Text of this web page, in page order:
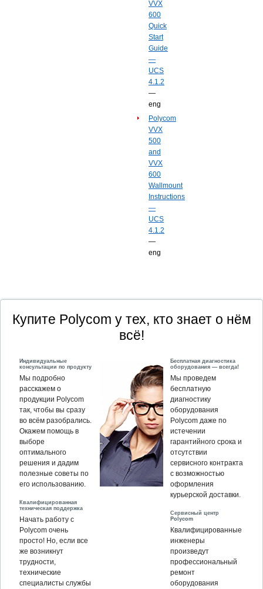
VVX
600
Quick
Start
Guide
—
UCS
4.1.2
—
eng
Polycom
VVX
500
and
VVX
600
Wallmount
Instructions
—
UCS
4.1.2
—
eng
Купите Polycom у тех, кто знает о нём
всё!
Индивидуальные
консультации по продукту
Мы подробно
расскажем о
продукции Polycom
так, чтобы вы сразу
во всём разобрались.
Окажем помощь в
выборе
оптимального
решения и дадим
полезные советы по
его использованию.
Квалифицированная
техническая поддержка
Начать работу с
Polycom очень
просто! Но, если все
же возникнут
трудности,
технические
специалисты службы
Бесплатная диагностика
оборудования — всегда!
Мы проведем
бесплатную
диагностику
оборудования
Polycom даже по
истечении
гарантийного срока и
отсутствии
сервисного контракта
с возможностью
оформления
курьерской доставки.
Сервисный центр
Polycom
Квалифицированные
инженеры
произведут
профессиональный
ремонт
оборудования